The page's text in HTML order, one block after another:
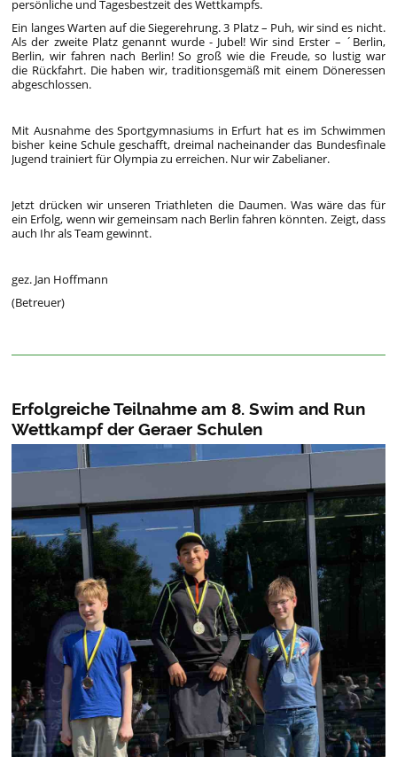
persönliche und Tagesbestzeit des Wettkampfs.
Ein langes Warten auf die Siegerehrung. 3 Platz – Puh, wir sind es nicht.
Als der zweite Platz genannt wurde - Jubel! Wir sind Erster – ´Berlin,
Berlin, wir fahren nach Berlin! So groß wie die Freude, so lustig war
die Rückfahrt. Die haben wir, traditionsgemäß mit einem Döneressen
abgeschlossen.
Mit Ausnahme des Sportgymnasiums in Erfurt hat es im Schwimmen
bisher keine Schule geschafft, dreimal nacheinander das Bundesfinale
Jugend trainiert für Olympia zu erreichen. Nur wir Zabelianer.
Jetzt drücken wir unseren Triathleten die Daumen. Was wäre das für
ein Erfolg, wenn wir gemeinsam nach Berlin fahren könnten. Zeigt, dass
auch Ihr als Team gewinnt.
gez. Jan Hoffmann
(Betreuer)
Erfolgreiche Teilnahme am 8. Swim and Run
Wettkampf der Geraer Schulen